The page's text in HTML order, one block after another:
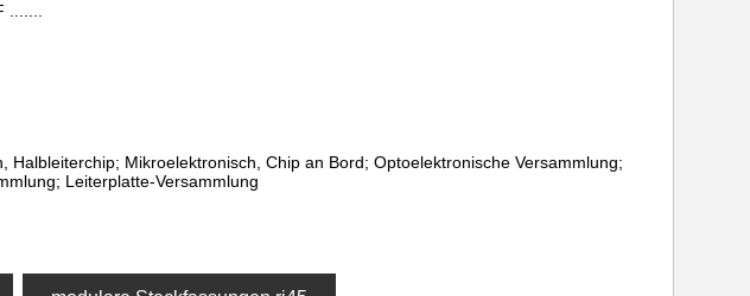
Mikroelektronisch, Chip an Bord; Optoelektronische Versammlung;
Leiterplatte-Versammlung